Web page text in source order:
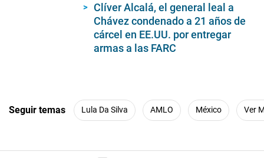
Clíver Alcalá, el general leal a
Chávez condenado a 21 años de
cárcel en EE.UU. por entregar
armas a las FARC
Seguir temas Lula Da Silva AMLO México Ver